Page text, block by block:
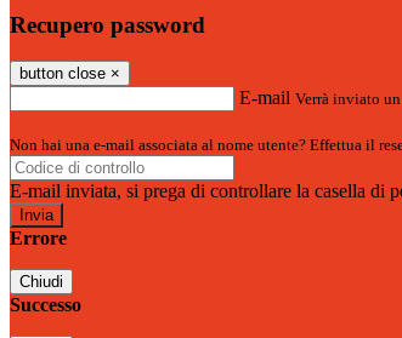
Recupero password
button close ×
E-mail Verrà inviato
Non hai una e-mail associata al nome utente? Effettua il
E-mail inviata, si prega di controllare la casella di
Errore
Chiudi
Successo